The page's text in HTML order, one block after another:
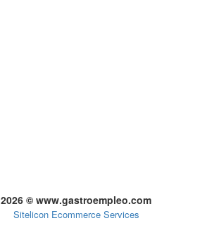
2026 © www.gastroempleo.com
Sitelicon Ecommerce Services